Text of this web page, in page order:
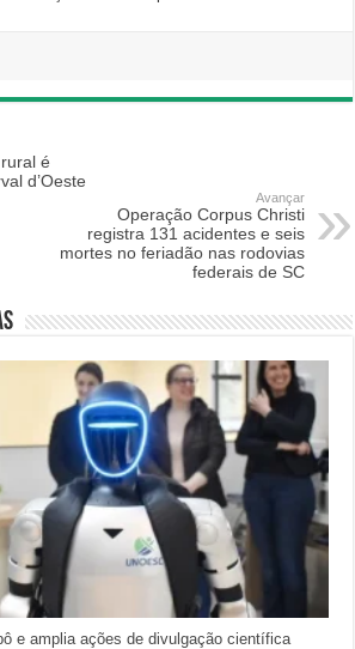
é
d’Oeste
Avançar
Operação Corpus Christi
registra 131 acidentes e seis
mortes no feriadão nas rodovias
federais de SC
e amplia ações de divulgação científica